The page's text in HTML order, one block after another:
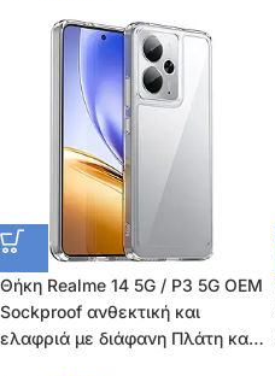
Θήκη Realme 14 5G / P3 5G OEM
Sockproof ανθεκτική και
ελαφριά με διάφανη Πλάτη και